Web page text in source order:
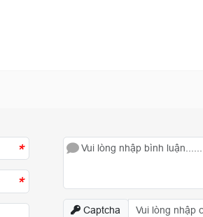
*
*
Captcha